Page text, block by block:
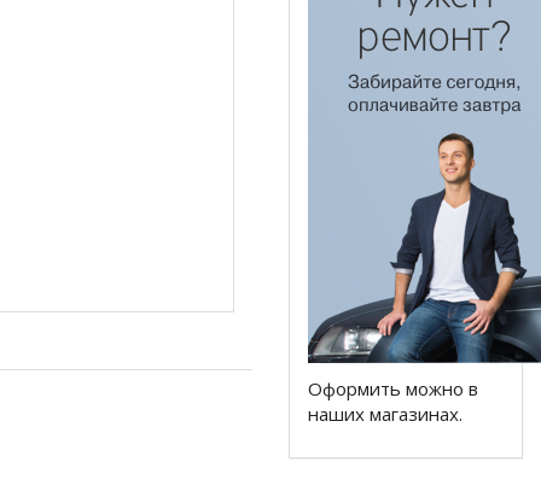
Оформить можно в
наших магазинах.